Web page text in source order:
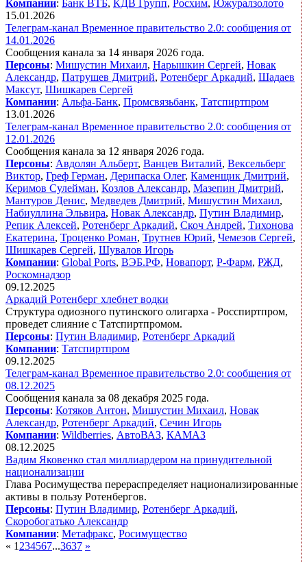
Компании: Банк ВТБ, КДВ Групп, Росхим, Южуралзолото
15.01.2026
Телеграм-канал Временное правительство 2.0: сообщения от
14.01.2026
Сообщения канала за 14 января 2026 года.
Персоны: Мишустин Михаил, Нарышкин Сергей, Новак
Александр, Патрушев Дмитрий, Ротенберг Аркадий, Шадаев
Максут, Шишкарев Сергей
Компании: Альфа-Банк, Промсвязьбанк, Татспиртпром
13.01.2026
Телеграм-канал Временное правительство 2.0: сообщения от
12.01.2026
Сообщения канала за 12 января 2026 года.
Персоны: Авдолян Альберт, Ванцев Виталий, Вексельберг
Виктор, Греф Герман, Дерипаска Олег, Каменщик Дмитрий,
Керимов Сулейман, Козлов Александр, Мазепин Дмитрий,
Мантуров Денис, Медведев Дмитрий, Мишустин Михаил,
Набиуллина Эльвира, Новак Александр, Путин Владимир,
Репик Алексей, Ротенберг Аркадий, Скоч Андрей, Тихонова
Екатерина, Троценко Роман, Трутнев Юрий, Чемезов Сергей,
Шишкарев Сергей, Шувалов Игорь
Компании: Global Ports, ВЭБ.РФ, Новапорт, Р-Фарм, РЖД,
Роскомнадзор
09.12.2025
Аркадий Ротенберг хлебнет водки
Структура одиозного путинского олигарха - Росспиртпром,
проведет слияние с Татспиртпромом.
Персоны: Путин Владимир, Ротенберг Аркадий
Компании: Татспиртпром
09.12.2025
Телеграм-канал Временное правительство 2.0: сообщения от
08.12.2025
Сообщения канала за 08 декабря 2025 года.
Персоны: Котяков Антон, Мишустин Михаил, Новак
Александр, Ротенберг Аркадий, Сечин Игорь
Компании: Wildberries, АвтоВАЗ, КАМАЗ
08.12.2025
Вадим Яковенко стал миллиардером на принудительной
национализации
Глава Росимущества перераспределяет национализированные
активы в пользу Ротенбергов.
Персоны: Путин Владимир, Ротенберг Аркадий,
Скоробогатько Александр
Компании: Метафракс, Росимущество
« 1 234567...3637 »